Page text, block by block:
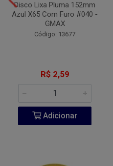
Disco Lixa Pluma 152mm
Azul X65 Com Furo #040 -
GMAX
Código: 13677
R$ 2,59
Adicionar